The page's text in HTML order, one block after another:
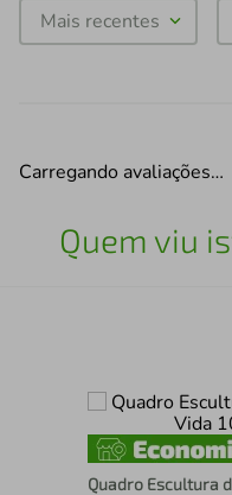
Mais recentes
Carregando avaliações…
Quem viu
Quadro Escultura